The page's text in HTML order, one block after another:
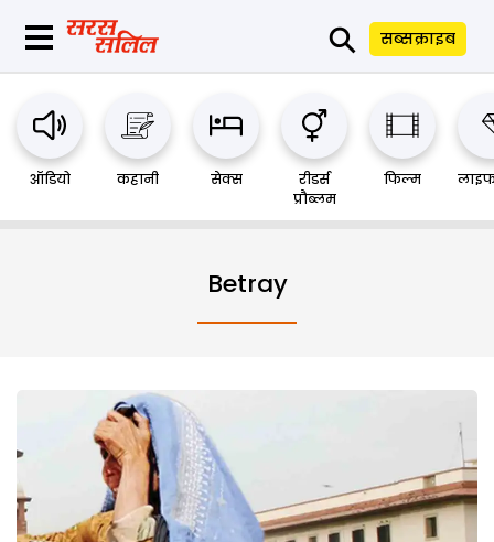
⚲ सब्सक्राइब
ऑडियो कहानी सेक्स
रीडर्स
प्रौब्लम
फिल्म
Betray